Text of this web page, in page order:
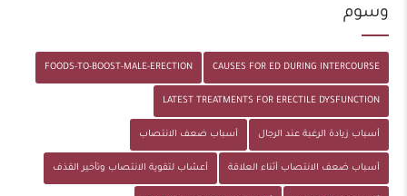
وسوم
CAUSES FOR ED DURING INTERCOURSE
FOODS-TO-BOOST-MALE-ERECTION
LATEST TREATMENTS FOR ERECTILE DYSFUNCTION
أسباب زيادة الرغبة عند الرجال أسباب ضعف الانتصاب
أسباب ضعف الانتصاب أثناء العلاقة أعشاب لتقوية الانتصاب وتأخير القذف